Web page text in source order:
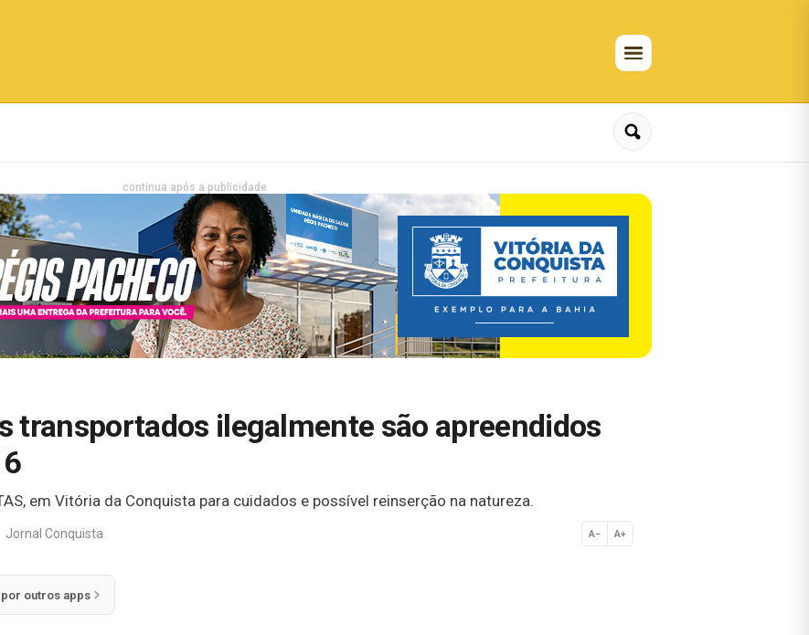
continua após a publicidade
transportados ilegalmente são apreendidos
em Vitória da Conquista para cuidados e possível reinserção na natureza.
Jornal Conquista A− A+
Normal
outros apps